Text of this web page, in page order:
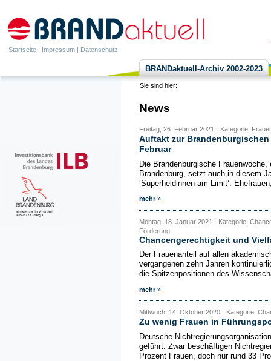
Startseite | Impressum | Datenschutz
BRANDaktuell-Archiv 2002-2023
Sie sind hier:
News
Freitag, 26. Februar 2021 | Kategorie:
Auftakt zur
Februar
Die Brandenburgische
Brandenburg, setzt auch in diesem
‘Superheldinnen am Limit’.
mehr »
Montag, 18. Januar 2021 | Kategorie:
Förderung
Chancengerechtigkeit und
Der Frauenanteil auf allen
vergangenen zehn Jahren
die Spitzenpositionen des
mehr »
Mittwoch, 14. Oktober 2020 | Kategorie:
Zu wenig Frauen in
Deutsche
geführt. Zwar beschäftigen
Prozent Frauen, doch nur rund 33